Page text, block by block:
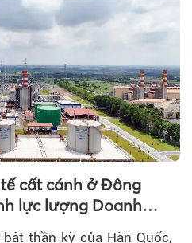
cất cánh ở Đông
lực lượng Doanh
thần kỳ của Hàn Quốc,